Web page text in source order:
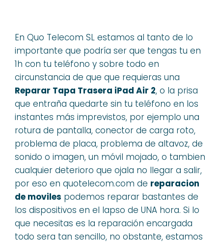
En Quo Telecom SL estamos al tanto de lo
importante que podría ser que tengas tu en
1h con tu teléfono y sobre todo en
circunstancia de que que requieras una
Reparar Tapa Trasera iPad Air 2, o la prisa
que entraña quedarte sin tu teléfono en los
instantes más imprevistos, por ejemplo una
rotura de pantalla, conector de carga roto,
problema de placa, problema de altavoz, de
sonido o imagen, un móvil mojado, o tambien
cualquier deterioro que ojala no llegar a salir,
por eso en quotelecom.com de reparacion
de moviles podemos reparar bastantes de
los dispositivos en el lapso de UNA hora. Si lo
que necesitas es la reparación encargada
todo sera tan sencillo, no obstante, estamos